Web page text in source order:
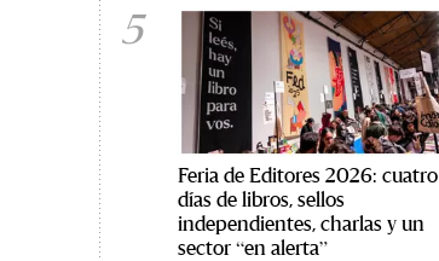
5
Feria de Editores 2026: cuatro
días de libros, sellos
independientes, charlas y un
sector “en alerta”